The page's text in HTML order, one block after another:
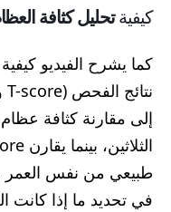
كيفيةتحليل كثافة
كما يشرح الفيديو
إلى مقارنة كثافة
طبيعي من نفس العمر
في تحديد ما إذا كانت